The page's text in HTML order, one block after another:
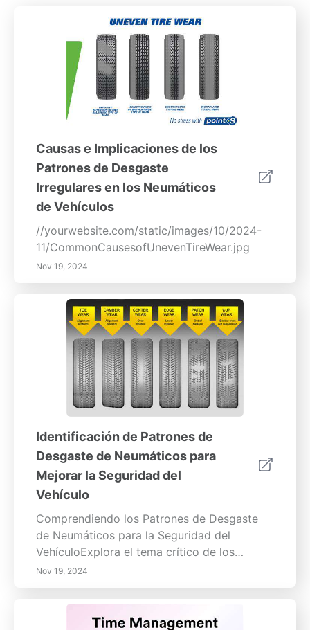
Causas e Implicaciones de los
Patrones de Desgaste
Irregulares en los Neumáticos
de Vehículos
//yourwebsite.com/static/images/10/2024-
11/CommonCausesofUnevenTireWear.jpg
Nov 19, 2024
Identificación de Patrones de
Desgaste de Neumáticos para
Mejorar la Seguridad del
Vehículo
Comprendiendo los Patrones de Desgaste
de Neumáticos para la Seguridad del
VehículoExplora el tema crítico de los
patrones de desgaste de los neumáticos y su
impacto en el rendimiento y la seguridad del
vehículo. Este artículo informativo
profundiza en los diversos tipos de desgaste
Nov 19, 2024